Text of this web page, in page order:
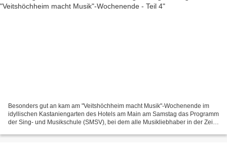
Besonders gut an kam am "Veitshöchheim macht Musik"-Wochenende im
idyllischen Kastaniengarten des Hotels am Main am Samstag das Programm
der Sing- und Musikschule (SMSV), bei dem alle Musikliebhaber in der Zeit